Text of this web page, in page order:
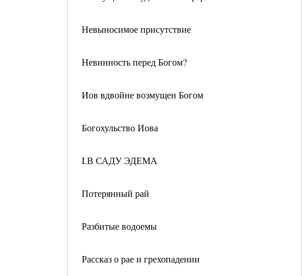
Невыносимое присутствие
Невинность перед Богом?
Иов вдвойне возмущен Богом
Богохульство Иова
I.В САДУ ЭДЕМА
Потерянный рай
Разбитые водоемы
Рассказ о рае и грехопадении